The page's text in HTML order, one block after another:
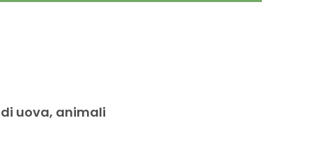
uova, animali